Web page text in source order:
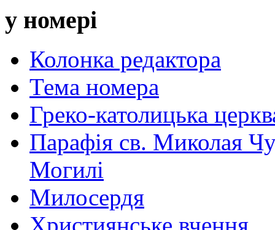
у номері
Колонка редактора
Тема номера
Греко-католицька
Парафія св. Миколая
Могилі
Милосердя